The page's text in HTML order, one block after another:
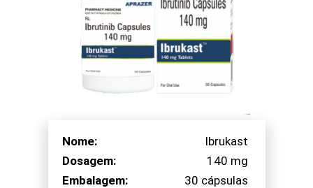
Nome:
Dosagem:
Embalagem:
Ibrukast
140 mg
30 cápsulas